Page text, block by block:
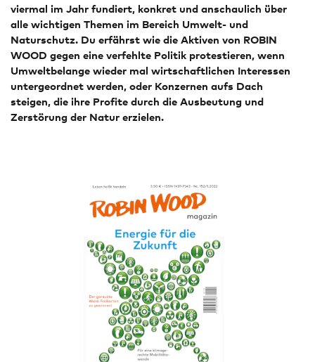
viermal im Jahr fundiert, konkret und anschaulich über
alle wichtigen Themen im Bereich Umwelt- und
Naturschutz. Du erfährst wie die Aktiven von ROBIN
WOOD gegen eine verfehlte Politik protestieren, wenn
Umweltbelange wieder mal wirtschaftlichen Interessen
untergeordnet werden, oder Konzernen aufs Dach
steigen, die ihre Profite durch die Ausbeutung und
Zerstörung der Natur erzielen.